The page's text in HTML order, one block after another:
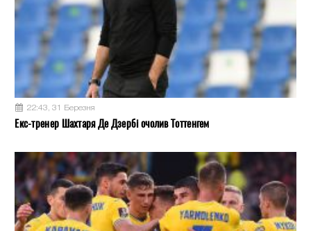
22:43, 31 Березня
Екс-тренер Шахтаря Де Дзербі очолив Тоттенгем